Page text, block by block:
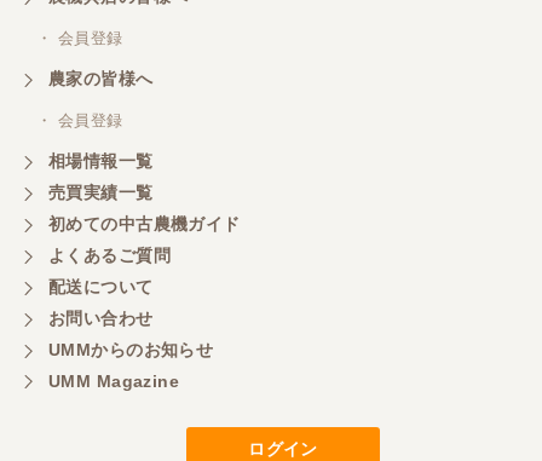
・ 会員登録
農家の皆様へ
・ 会員登録
相場情報一覧
売買実績一覧
初めての中古農機ガイド
よくあるご質問
配送について
お問い合わせ
UMMからのお知らせ
UMM Magazine
ログイン